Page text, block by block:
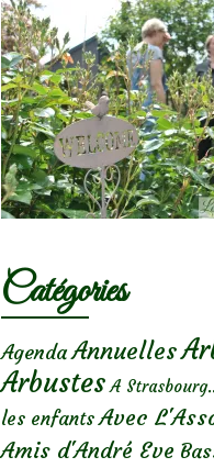
Catégories
Agenda Annuelles
Arbustes A
les enfants Avec
Amis d'André Eve